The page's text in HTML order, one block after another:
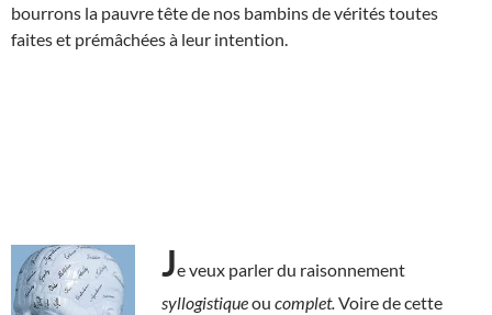
bourrons la pauvre tête de nos bambins de vérités toutes
faites et prémâchées à leur intention.
Je veux parler du raisonnement
syllogistiqueou complet. Voire de cette